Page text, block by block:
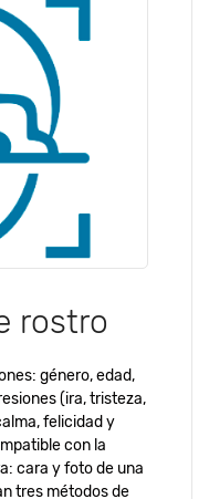
rostro
género, edad,
(ira, tristeza,
felicidad y
con la
cara y foto de una
tres métodos de